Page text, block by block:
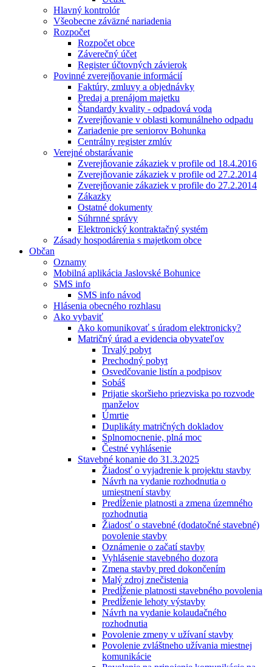
Hlavný kontrolór
Všeobecne záväzné nariadenia
Rozpočet
Rozpočet obce
Záverečný účet
Register účtovných závierok
Povinné zverejňovanie informácií
Faktúry, zmluvy a objednávky
Predaj a prenájom majetku
Štandardy kvality - odpadová voda
Zverejňovanie v oblasti komunálneho odpadu
Zariadenie pre seniorov Bohunka
Centrálny register zmlúv
Verejné obstarávanie
Zverejňovanie zákaziek v profile od 18.4.2016
Zverejňovanie zákaziek v profile od 27.2.2014
Zverejňovanie zákaziek v profile do 27.2.2014
Zákazky
Ostatné dokumenty
Súhrnné správy
Elektronický kontraktačný systém
Zásady hospodárenia s majetkom obce
Občan
Oznamy
Mobilná aplikácia Jaslovské Bohunice
SMS info
SMS info návod
Hlásenia obecného rozhlasu
Ako vybaviť
Ako komunikovať s úradom elektronicky?
Matričný úrad a evidencia obyvateľov
Trvalý pobyt
Prechodný pobyt
Osvedčovanie listín a podpisov
Sobáš
Prijatie skoršieho priezviska po rozvode
manželov
Úmrtie
Duplikáty matričných dokladov
Splnomocnenie, plná moc
Čestné vyhlásenie
Stavebné konanie do 31.3.2025
Žiadosť o vyjadrenie k projektu stavby
Návrh na vydanie rozhodnutia o
umiestnení stavby
Predĺženie platnosti a zmena územného
rozhodnutia
Žiadosť o stavebné (dodatočné stavebné)
povolenie stavby
Oznámenie o začatí stavby
Vyhlásenie stavebného dozora
Zmena stavby pred dokončením
Malý zdroj znečistenia
Predĺženie platnosti stavebného povolenia
Predĺženie lehoty výstavby
Návrh na vydanie kolaudačného
rozhodnutia
Povolenie zmeny v užívaní stavby
Povolenie zvláštneho užívania miestnej
komunikácie